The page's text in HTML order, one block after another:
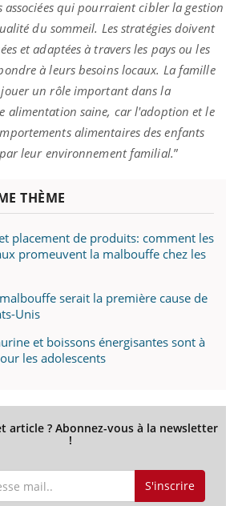
associées qui pourraient cibler la gestion
du sommeil. Les stratégies doivent
et adaptées à travers les pays ou les
à leurs besoins locaux. La famille
un rôle important dans la
alimentation saine, car l'adoption et le
alimentaires des enfants
leur environnement familial.”
THÈME
placement de produits: comment les
promeuvent la malbouffe chez les
serait la première cause de
Unis
et boissons énergisantes sont à
les adolescents
article ? Abonnez-vous à la newsletter
!
S'inscrire